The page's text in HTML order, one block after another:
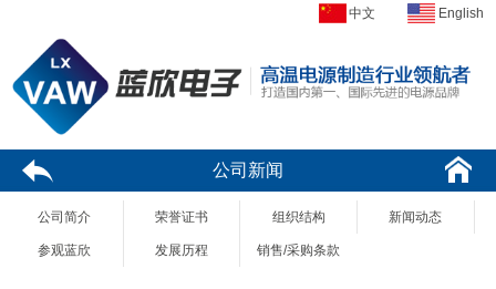
中文 English
公司新闻
公司简介 荣誉证书 组织结构 新闻动态
参观蓝欣 发展历程 销售/采购条款